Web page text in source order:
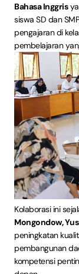
Bahasa Inggris
siswa SD dan
pengajaran di
pembelajaran
Kolaborasi ini
Mongondow,
peningkatan
pembangunan
kompetensi